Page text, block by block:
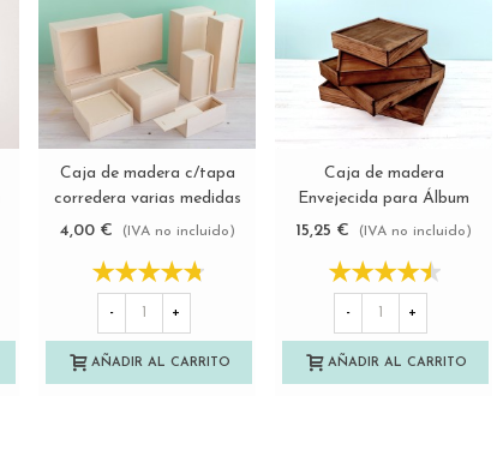
Ver más
Caja de madera c/tapa
corredera varias medidas
Ref.TC
4,00 € (IVA no incluido)
- +
AÑADIR AL CARRITO
Ver más
Caja de madera
Envejecida para Álbum
c/tapa madera varias
15,25 € (IVA no incluido)
- +
AÑADIR AL CARRITO